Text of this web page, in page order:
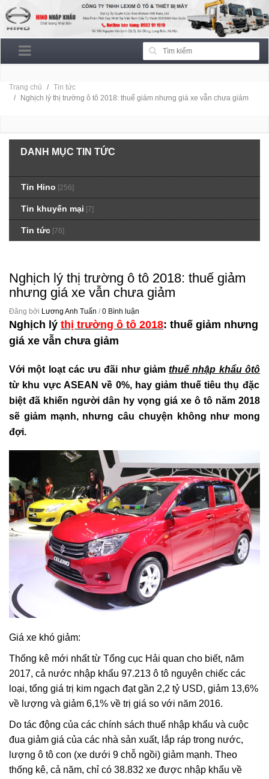
Trang chủ
Tin tức
Nghịch lý thị trường ô tô 2018: thuế giảm nhưng giá xe vẫn chưa giảm
DANH MỤC TIN TỨC
Tin Hino [256]
Tin khuyến mại [7]
Tin tức [76]
Nghịch lý thị trường ô tô 2018: thuế giảm
nhưng giá xe vẫn chưa giảm
Đăng bởi Lương Anh Tuấn /0 Bình luận
Nghịch lý thị trường ô tô 2018: thuế giảm nhưng
giá xe vẫn chưa giảm
Với một loạt các ưu đãi như giảmthuế nhập khẩu ôtô
từ khu vực ASEAN về 0%, hay giảm thuế tiêu thụ đặc
biệt đã khiến người dân hy vọng giá xe ô tô năm 2018
sẽ giảm mạnh, nhưng câu chuyện không như mong
đợi.
Giá xe khó giảm:
Thống kê mới nhất từ Tổng cục Hải quan cho biết, năm
2017, cả nước nhập khẩu 97.213 ô tô nguyên chiếc các
loại, tổng giá trị kim ngạch đạt gần 2,2 tỷ USD, giảm 13,6%
về lượng và giảm 6,1% về trị giá so với năm 2016.
Do tác động của các chính sách thuế nhập khẩu và cuộc
đua giảm giá của các nhà sản xuất, lắp ráp trong nước,
lượng ô tô con (xe dưới 9 chỗ ngồi) giảm mạnh. Theo
thống kê, cả năm, chỉ có 38.832 xe được nhập khẩu về